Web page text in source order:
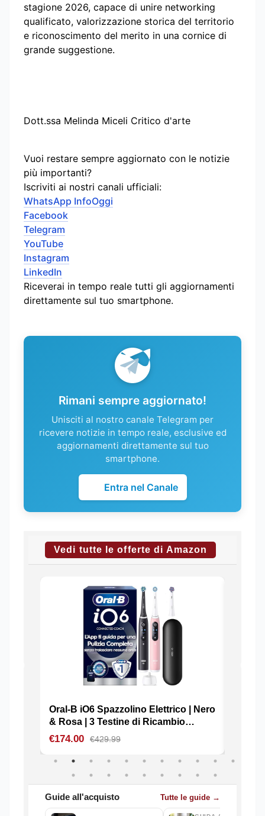
stagione 2026, capace di unire networking
qualificato, valorizzazione storica del territorio
e riconoscimento del merito in una cornice di
grande suggestione.
Dott.ssa Melinda Miceli Critico d'arte
Vuoi restare sempre aggiornato con le notizie
più importanti?
Iscriviti ai nostri canali ufficiali:
WhatsApp InfoOggi
Facebook
Telegram
YouTube
Instagram
LinkedIn
Riceverai in tempo reale tutti gli aggiornamenti
direttamente sul tuo smartphone.
Rimani sempre aggiornato!
Unisciti al nostro canale Telegram per
ricevere notizie in tempo reale, esclusive ed
aggiornamenti direttamente sul tuo
smartphone.
Entra nel Canale